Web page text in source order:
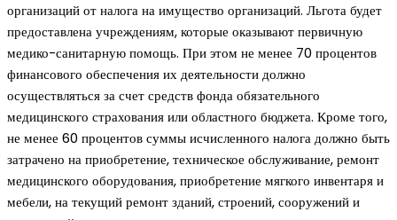
организаций от налога на имущество организаций. Льгота будет
предоставлена учреждениям, которые оказывают первичную
медико-санитарную помощь. При этом не менее 70 процентов
финансового обеспечения их деятельности должно
осуществляться за счет средств фонда обязательного
медицинского страхования или областного бюджета. Кроме того,
не менее 60 процентов суммы исчисленного налога должно быть
затрачено на приобретение, техническое обслуживание, ремонт
медицинского оборудования, приобретение мягкого инвентаря и
мебели, на текущий ремонт зданий, строений, сооружений и